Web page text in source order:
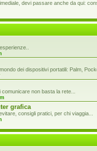
devi passare anche da qui:
dei dispositivi portatili: Palm,
non basta la rete...
grafica
consigli pratici, per chi viaggia...